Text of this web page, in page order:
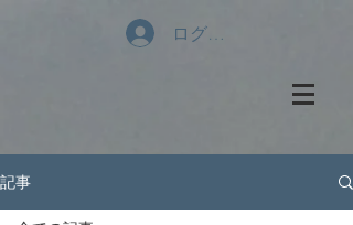
ログイン
記事